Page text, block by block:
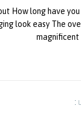
How long have
look easy The
magnificent